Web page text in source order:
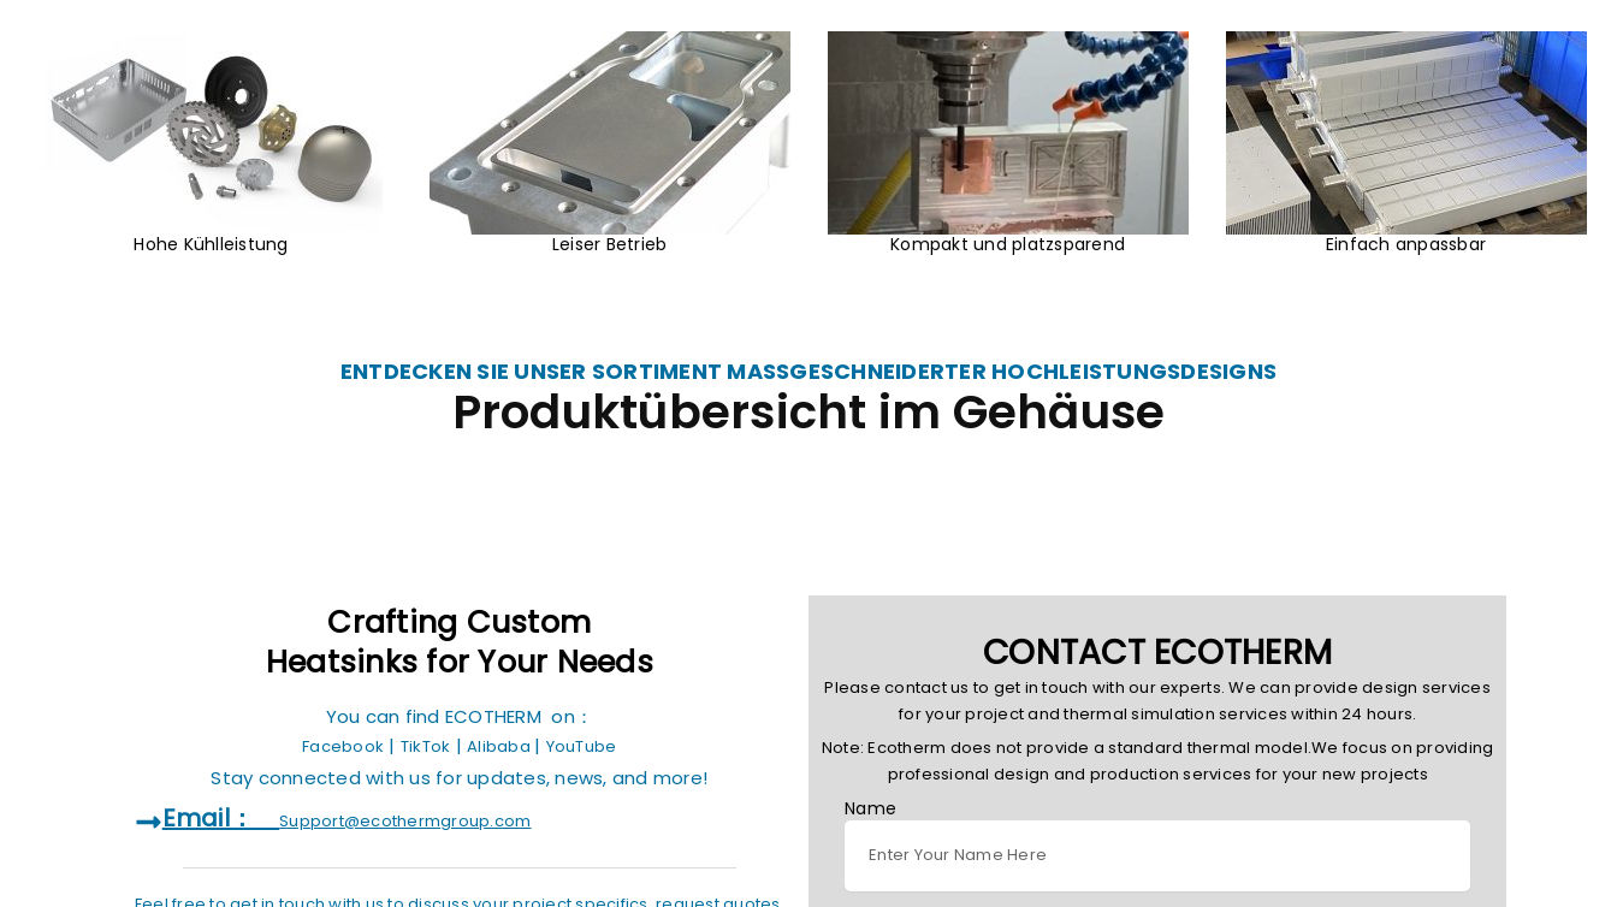
Hohe Kühlleistung Leiser Betrieb Kompakt und platzsparend Einfach anpassbar
ENTDECKEN SIE UNSER SORTIMENT MASSGESCHNEIDERTER HOCHLEISTUNGSDESIGNS
Produktübersicht im Gehäuse
Crafting Custom
Heatsinks for Your Needs
You can find ECOTHERM on：
Facebook | TikTok |Alibaba | YouTube
Stay connected with us for updates, news, and more!
Email：Support@ecothermgroup.com
CONTACT ECOTHERM
Please contact us to get in touch with our experts. We can provide design services
for your project and thermal simulation services within 24 hours.
Note: Ecotherm does not provide a standard thermal model.We focus on providing
professional design and production services for your new projects
Name